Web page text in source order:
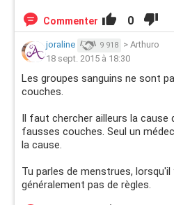
Commenter 0
joraline 9 918 > Arthuro
18 sept. 2015 à 18:30
Les groupes sanguins ne sont
couches.
Il faut chercher ailleurs la cause
fausses couches. Seul un
la cause.
Tu parles de menstrues,
généralement pas de règles.